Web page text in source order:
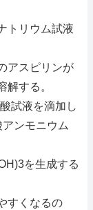
トリウム試液
アスピリンが
解する。
試液を滴加し
ンモニウム
を生成する
すくなるの